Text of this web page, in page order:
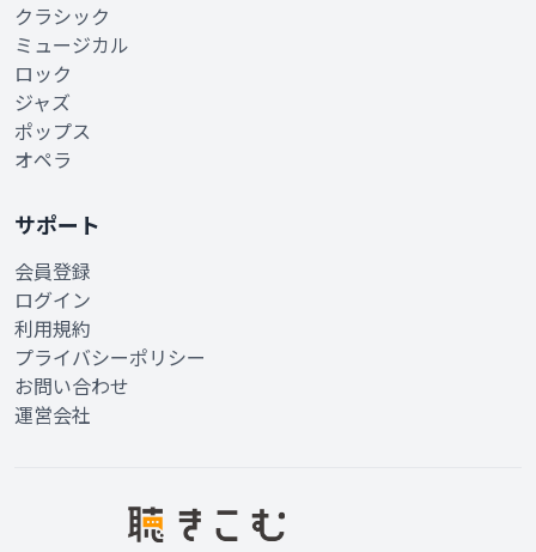
クラシック
ミュージカル
ロック
ジャズ
ポップス
オペラ
サポート
会員登録
ログイン
利用規約
プライバシーポリシー
お問い合わせ
運営会社